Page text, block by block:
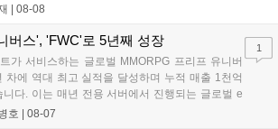
니까 팀적으로 안 좋은 사고가 계속 많이 났던 것
리아(LCK)'...
| 08-08
버스', 'FWC'로 5년째 성장
가 서비스하는 글로벌 MMORPG 프리프 유니버
차에 역대 최고 실적을 달성하며 누적 매출 1천억
니다. 이는 매년 전용 서버에서 진행되는 글로벌 e
의 영향이 큽니다. FWC는 이용자가 동일한 조
호 | 08-07
1